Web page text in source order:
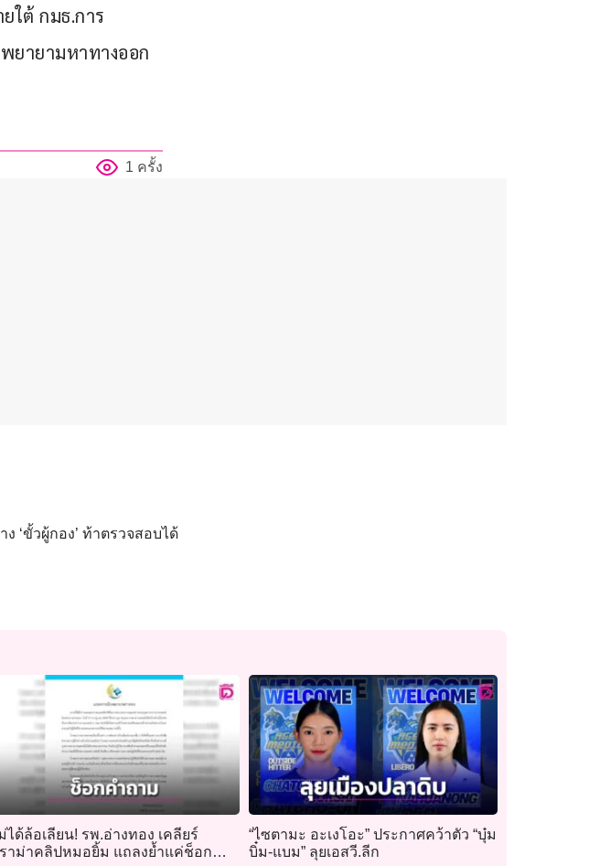
ใต้ กมธ.การ
ยายามหาทางออก
1 ครั้ง
‘ขั้วผู้กอง’ ท้าตรวจสอบได้
ได้ล้อเลียน! รพ.อ่างทอง เคลียร์
าม่าคลิปหมอยิ้ม แถลงย้ำแค่ช็อก
“ไซตามะ อะเงโอะ” ประกาศคว้าตัว “บุ๋ม
บิ๋ม-แบม” ลุยเอสวี.ลีก